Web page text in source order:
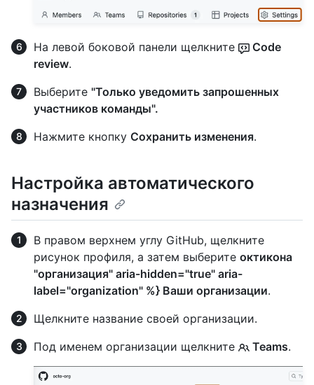
На левой боковой панели щелкните
Code
review.
Выберите "Только уведомить запрошенных
участников команды".
Нажмите кнопку Сохранить изменения.
Настройка автоматического
назначения
В правом верхнем углу GitHub, щелкните
рисунок профиля, а затем выберите октикона
"организация" aria-hidden="true" aria-
label="organization" %} Ваши организации.
Щелкните название своей организации.
Под именем организации щелкните
Teams.